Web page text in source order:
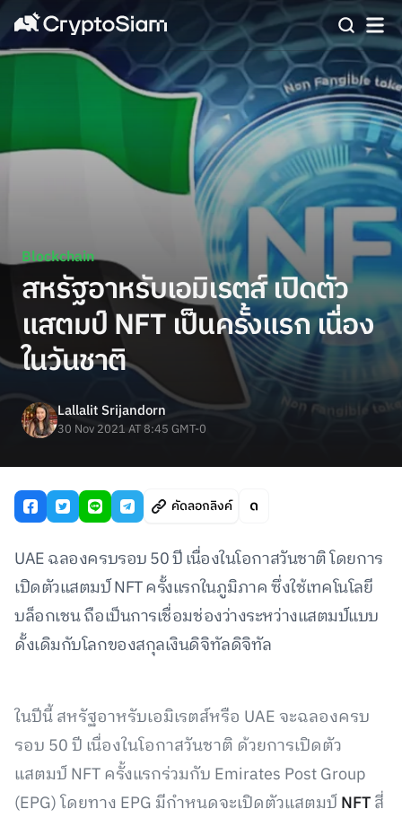
Blockchain
สหรัฐอาหรับเอมิเรตส์ เปิดตัว
แสตมป์ NFT เป็นครั้งแรก เนื่อง
ในวันชาติ
Lallalit Srijandorn
30 Nov 2021 AT 8:45 GMT-0
คัดลอกลิงค์
UAE ฉลองครบรอบ 50 ปี เนื่องในโอกาสวันชาติ โดยการ
เปิดตัวแสตมป์ NFT ครั้งแรกในภูมิภาค ซึ่งใช้เทคโนโลยี
บล็อกเชน ถือเป็นการเชื่อมช่องว่างระหว่างแสตมป์แบบ
ดั้งเดิมกับโลกของสกุลเงินดิจิทัลดิจิทัล
ในปีนี้ สหรัฐอาหรับเอมิเรตส์หรือ UAE จะฉลองครบ
รอบ 50 ปี เนื่องในโอกาสวันชาติ ด้วยการเปิดตัว
แสตมป์ NFT ครั้งแรกร่วมกับ Emirates Post Group
(EPG) โดยทาง EPG มีกำหนดจะเปิดตัวแสตมป์NFTสี่